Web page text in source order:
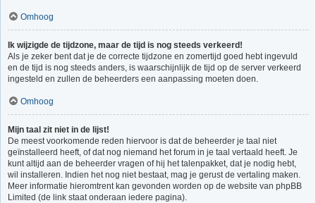
Omhoog
Ik wijzigde de tijdzone, maar de tijd is nog steeds verkeerd!
Als je zeker bent dat je de correcte tijdzone en zomertijd goed hebt ingevuld
en de tijd is nog steeds anders, is waarschijnlijk de tijd op de server verkeerd
ingesteld en zullen de beheerders een aanpassing moeten doen.
Omhoog
Mijn taal zit niet in de lijst!
De meest voorkomende reden hiervoor is dat de beheerder je taal niet
geïnstalleerd heeft, of dat nog niemand het forum in je taal vertaald heeft. Je
kunt altijd aan de beheerder vragen of hij het talenpakket, dat je nodig hebt,
wil installeren. Indien het nog niet bestaat, mag je gerust de vertaling maken.
Meer informatie hieromtrent kan gevonden worden op de website van phpBB
Limited (de link staat onderaan iedere pagina).